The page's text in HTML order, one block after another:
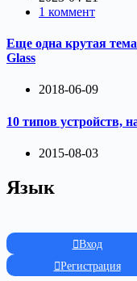
1 коммент
Еще одна крутая
Glass
2018-06-09
10 типов устройств,
2015-08-03
Язык
Вход
Регистрация